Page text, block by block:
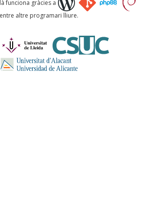
funciona gràcies a
entre altre programari lliure.